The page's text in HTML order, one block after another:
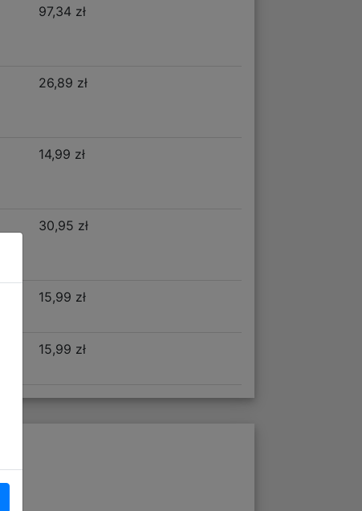
97,34 zł
26,89 zł
14,99 zł
30,95 zł
15,99 zł
15,99 zł